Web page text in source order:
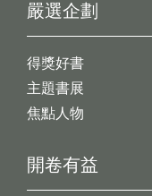
開卷有益
嚴選企劃
得獎好書
主題書展
焦點人物